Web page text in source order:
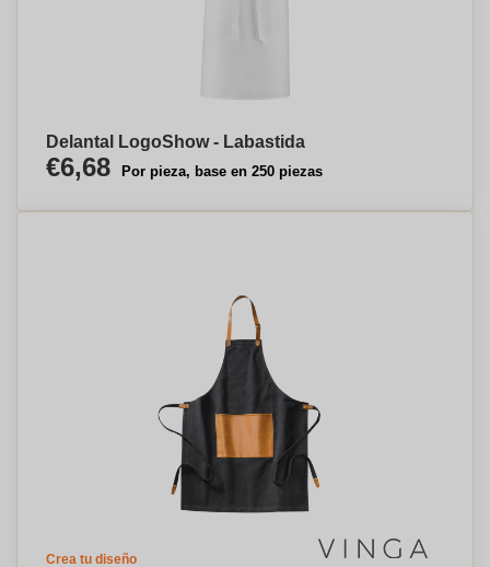
Delantal LogoShow - Labastida
€6,68 Por pieza, base en 250 piezas
Crea tu diseño